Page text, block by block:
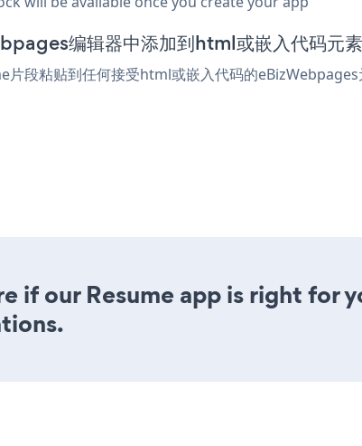
编辑器中添加到html或嵌入代码元
片段粘贴到任何接受html或嵌入代码的
if our Resume app is right for